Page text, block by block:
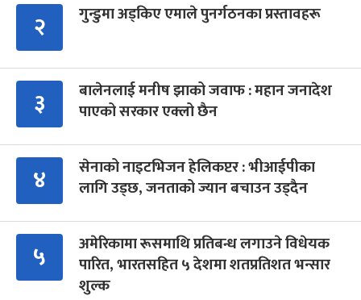
२ गुन्डुमा अड्किए एमाले पुनर्गठनका प्रस्तावहरू
३
बालेनलाई मनीष झाको जवाफ : महान जनादेश
पाएको सरकार एक्लो छैन
४
सेनाको नाइटभिजन हेलिकप्टर : भीआईपीका
लागि उड्छ, जनताको ज्यान बचाउन उड्दैन
५
अमेरिकामा रूसमाथि प्रतिबन्ध लगाउने विधेयक
पारित, भारतसहित ५ देशमा शतप्रतिशत भन्सार
शुल्क